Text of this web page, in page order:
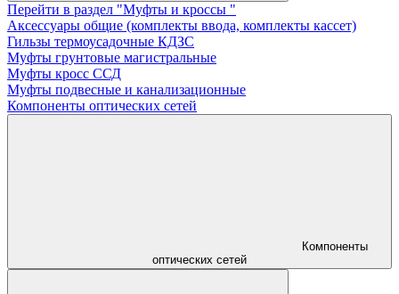
Перейти в раздел "Муфты и кроссы "
Аксессуары общие (комплекты ввода, комплекты кассет)
Гильзы термоусадочные КДЗС
Муфты грунтовые магистральные
Муфты кросс ССД
Муфты подвесные и канализационные
Компоненты оптических сетей
Компоненты
оптических сетей